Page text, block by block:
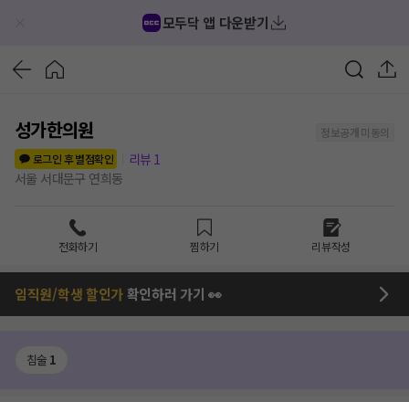
모두닥 앱 다운받기
성가한의원
정보공개 미동의
로그인 후 별점확인
리뷰 1
서울 서대문구 연희동
전화하기 찜하기 리뷰작성
임직원/학생 할인가확인하러 가기 👀
침술 1